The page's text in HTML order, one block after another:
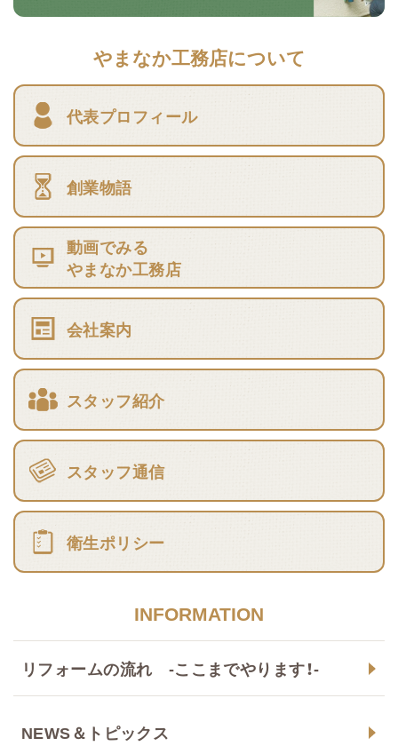
やまなか工務店について
代表プロフィール
創業物語
動画でみる
やまなか工務店
会社案内
スタッフ紹介
スタッフ通信
衛生ポリシー
INFORMATION
リフォームの流れ -ここまでやります！-
NEWS＆トピックス